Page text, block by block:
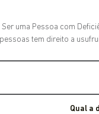
Ser uma Pessoa com
tem direito a
Qual a